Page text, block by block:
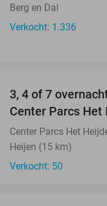
Berg en Dal
Verkocht: 1.336
3, 4 of 7
Center Parcs Het
Center Parcs Het
Heijen (15 km)
Verkocht: 50